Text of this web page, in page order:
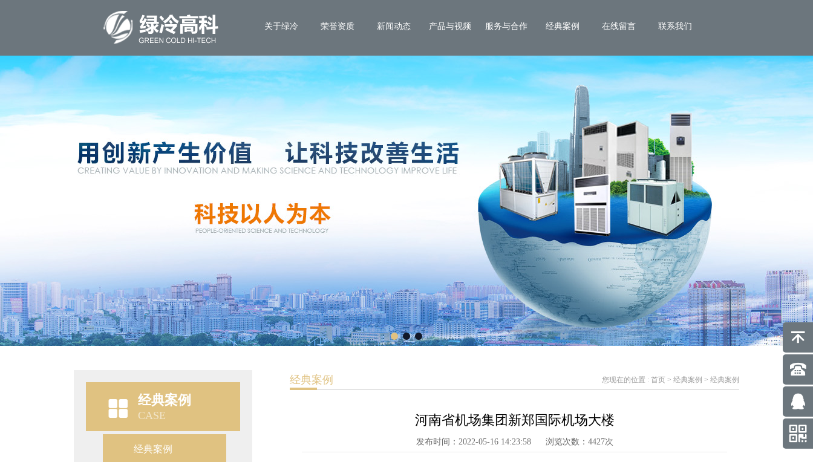
关于绿冷 荣誉资质 新闻动态 产品与视频 服务与合作 经典案例 在线留言 联系我们
经典案例
CASE
经典案例
经典案例 您现在的位置 : 首页 > 经典案例 > 经典案例
河南省机场集团新郑国际机场大楼
发布时间：2022-05-16 14:23:58 浏览次数：4427次